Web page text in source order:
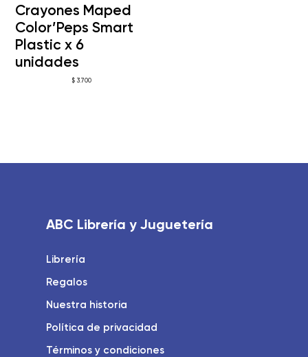
Crayones Maped
Color’Peps Smart
Plastic x 6
unidades
$ 3.700
ABC Librería y Juguetería
Librería
Regalos
Nuestra historia
Política de privacidad
Términos y condiciones